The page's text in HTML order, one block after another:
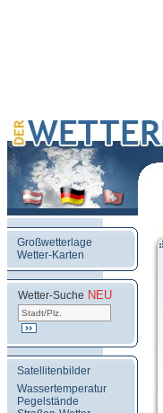
Großwetterlage
Wetter-Karten
Wetter-Suche NEU
Satellitenbilder
Wassertemperatur
Pegelstände